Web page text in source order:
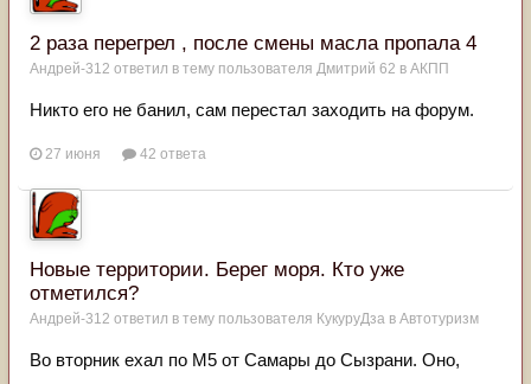
2 раза перегрел , после смены масла пропала 4
Андрей-312 ответил в тему пользователя Дмитрий 62 в АКПП
Никто его не банил, сам перестал заходить на форум.
27 июня 42 ответа
Новые территории. Берег моря. Кто уже
отметился?
Андрей-312 ответил в тему пользователя КукуруДза в Автотуризм
Во вторник ехал по М5 от Самары до Сызрани. Оно,